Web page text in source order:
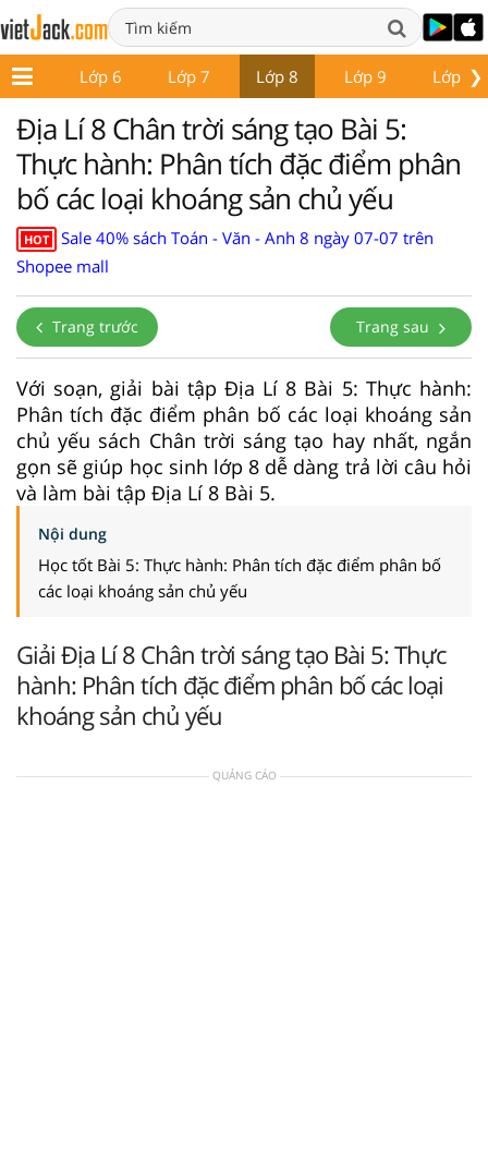
❯
5 Lớp 6 Lớp 7 Lớp 8 Lớp 9 Lớp 10
Địa Lí 8 Chân trời sáng tạo Bài 5:
Thực hành: Phân tích đặc điểm phân
bố các loại khoáng sản chủ yếu
HOT
Sale 40% sách Toán - Văn - Anh 8 ngày 07-07 trên
Shopee mall
Trang trước Trang sau
Với soạn, giải bài tập Địa Lí 8 Bài 5: Thực hành:
Phân tích đặc điểm phân bố các loại khoáng sản
chủ yếu sách Chân trời sáng tạo hay nhất, ngắn
gọn sẽ giúp học sinh lớp 8 dễ dàng trả lời câu hỏi
và làm bài tập Địa Lí 8 Bài 5.
Nội dung
Học tốt Bài 5: Thực hành: Phân tích đặc điểm phân bố
các loại khoáng sản chủ yếu
Giải Địa Lí 8 Chân trời sáng tạo Bài 5: Thực
hành: Phân tích đặc điểm phân bố các loại
khoáng sản chủ yếu
QUẢNG CÁO